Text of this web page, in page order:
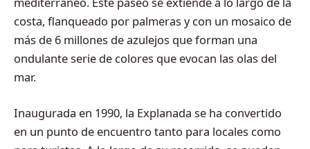
costa, flanqueado por palmeras y con un mosaico de
más de 6 millones de azulejos que forman una
ondulante serie de colores que evocan las olas del
mar.
Inaugurada en 1990, la Explanada se ha convertido
en un punto de encuentro tanto para locales como